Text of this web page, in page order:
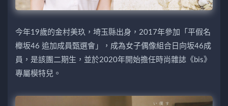
今年19歲的金村美玖，埼玉縣出身，2017年參加「平假名
櫸坂46 追加成員甄選會」，成為女子偶像組合日向坂46成
員，是該團二期生，並於2020年開始擔任時尚雜誌《bis》
專屬模特兒。